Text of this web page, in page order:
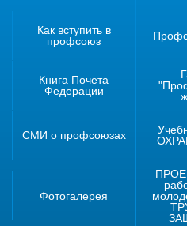
Как вступить в
профсоюз
Книга Почета
Федерации
СМИ о профсоюзах
Фотогалерея